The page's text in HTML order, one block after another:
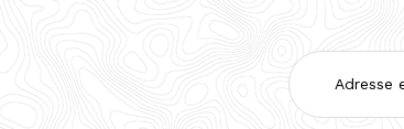
Adresse
e-
mail